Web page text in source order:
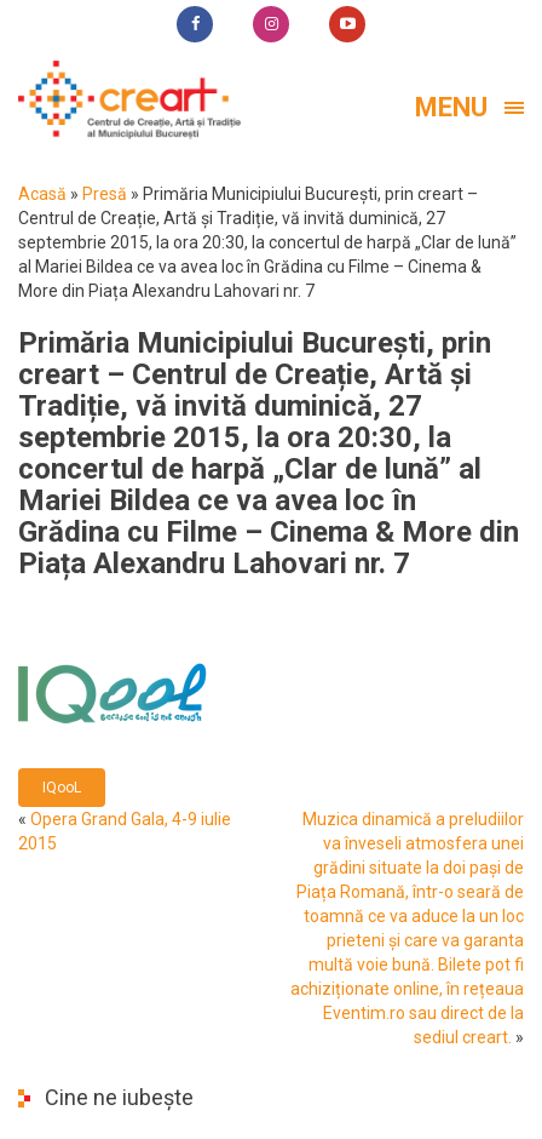
MENU
Acasă » Presă » Primăria Municipiului București, prin creart –
Centrul de Creație, Artă și Tradiție, vă invită duminică, 27
septembrie 2015, la ora 20:30, la concertul de harpă „Clar de lună”
al Mariei Bildea ce va avea loc în Grădina cu Filme – Cinema &
More din Piața Alexandru Lahovari nr. 7
Primăria Municipiului București, prin
creart – Centrul de Creație, Artă și
Tradiție, vă invită duminică, 27
septembrie 2015, la ora 20:30, la
concertul de harpă „Clar de lună” al
Mariei Bildea ce va avea loc în
Grădina cu Filme – Cinema & More din
Piața Alexandru Lahovari nr. 7
IQooL
« Opera Grand Gala, 4-9 iulie
2015
Muzica dinamică a preludiilor
va înveseli atmosfera unei
grădini situate la doi pași de
Piața Romană, într-o seară de
toamnă ce va aduce la un loc
prieteni și care va garanta
multă voie bună. Bilete pot fi
achiziționate online, în rețeaua
Eventim.ro sau direct de la
sediul creart. »
Cine ne iubește